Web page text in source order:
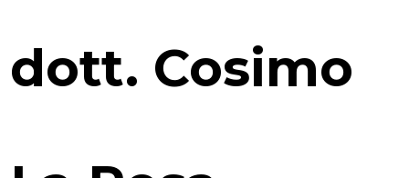
dott. Cosimo